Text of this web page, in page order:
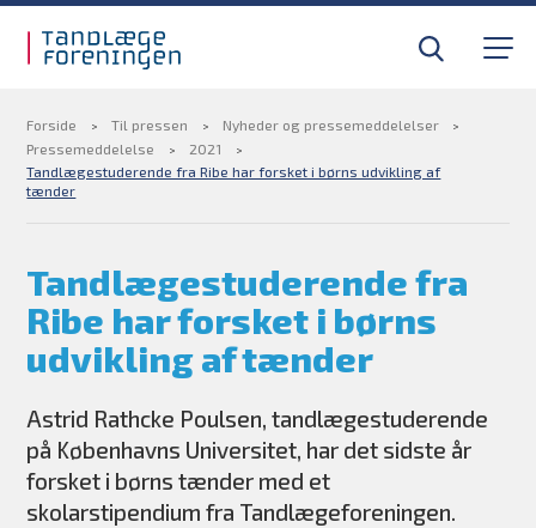
Til tandlæger
Medlemsfordele
Til pressen
Om foreningen
Find din tandlægevagt
BLIV MEDLEM
Forside Til pressen
Nyheder og pressemeddelelser
Pressemeddelelse
2021
Tandlægestuderende fra Ribe har forsket i børns udvikling af
tænder
Tandlægestuderende fra
Ribe har forsket i børns
udvikling af tænder
Astrid Rathcke Poulsen, tandlægestuderende
på Københavns Universitet, har det sidste år
forsket i børns tænder med et
skolarstipendium fra Tandlægeforeningen.